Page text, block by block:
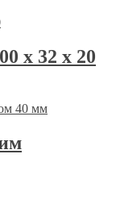
х 32 х 20